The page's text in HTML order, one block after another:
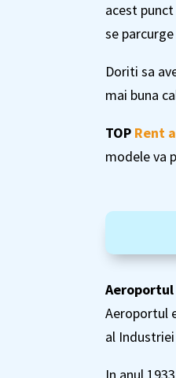
acest
se
Doriti sa
mai buna
TOP Rent
modele va
Aeroportul
al
In anul